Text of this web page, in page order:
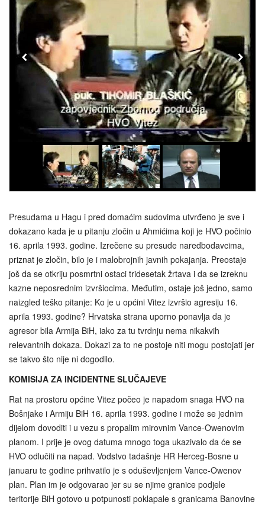
Presudama u Hagu i pred domaćim sudovima utvrđeno je sve i
dokazano kada je u pitanju zločin u Ahmićima koji je HVO počinio
16. aprila 1993. godine. Izrečene su presude naredbodavcima,
priznat je zločin, bilo je i malobrojnih javnih pokajanja. Preostaje
još da se otkriju posmrtni ostaci tridesetak žrtava i da se izreknu
kazne neposrednim izvršiocima. Međutim, ostaje još jedno, samo
naizgled teško pitanje: Ko je u općini Vitez izvršio agresiju 16.
aprila 1993. godine? Hrvatska strana uporno ponavlja da je
agresor bila Armija BiH, iako za tu tvrdnju nema nikakvih
relevantnih dokaza. Dokazi za to ne postoje niti mogu postojati jer
se takvo što nije ni dogodilo.
KOMISIJA ZA INCIDENTNE SLUČAJEVE
Rat na prostoru općine Vitez počeo je napadom snaga HVO na
Bošnjake i Armiju BiH 16. aprila 1993. godine i može se jednim
dijelom dovoditi i u vezu s propalim mirovnim Vance-Owenovim
planom. I prije je ovog datuma mnogo toga ukazivalo da će se
HVO odlučiti na napad. Vodstvo tadašnje HR Herceg-Bosne u
januaru te godine prihvatilo je s oduševljenjem Vance-Owenov
plan. Plan im je odgovarao jer su se njime granice podjele
teritorije BiH gotovo u potpunosti poklapale s granicama Banovine